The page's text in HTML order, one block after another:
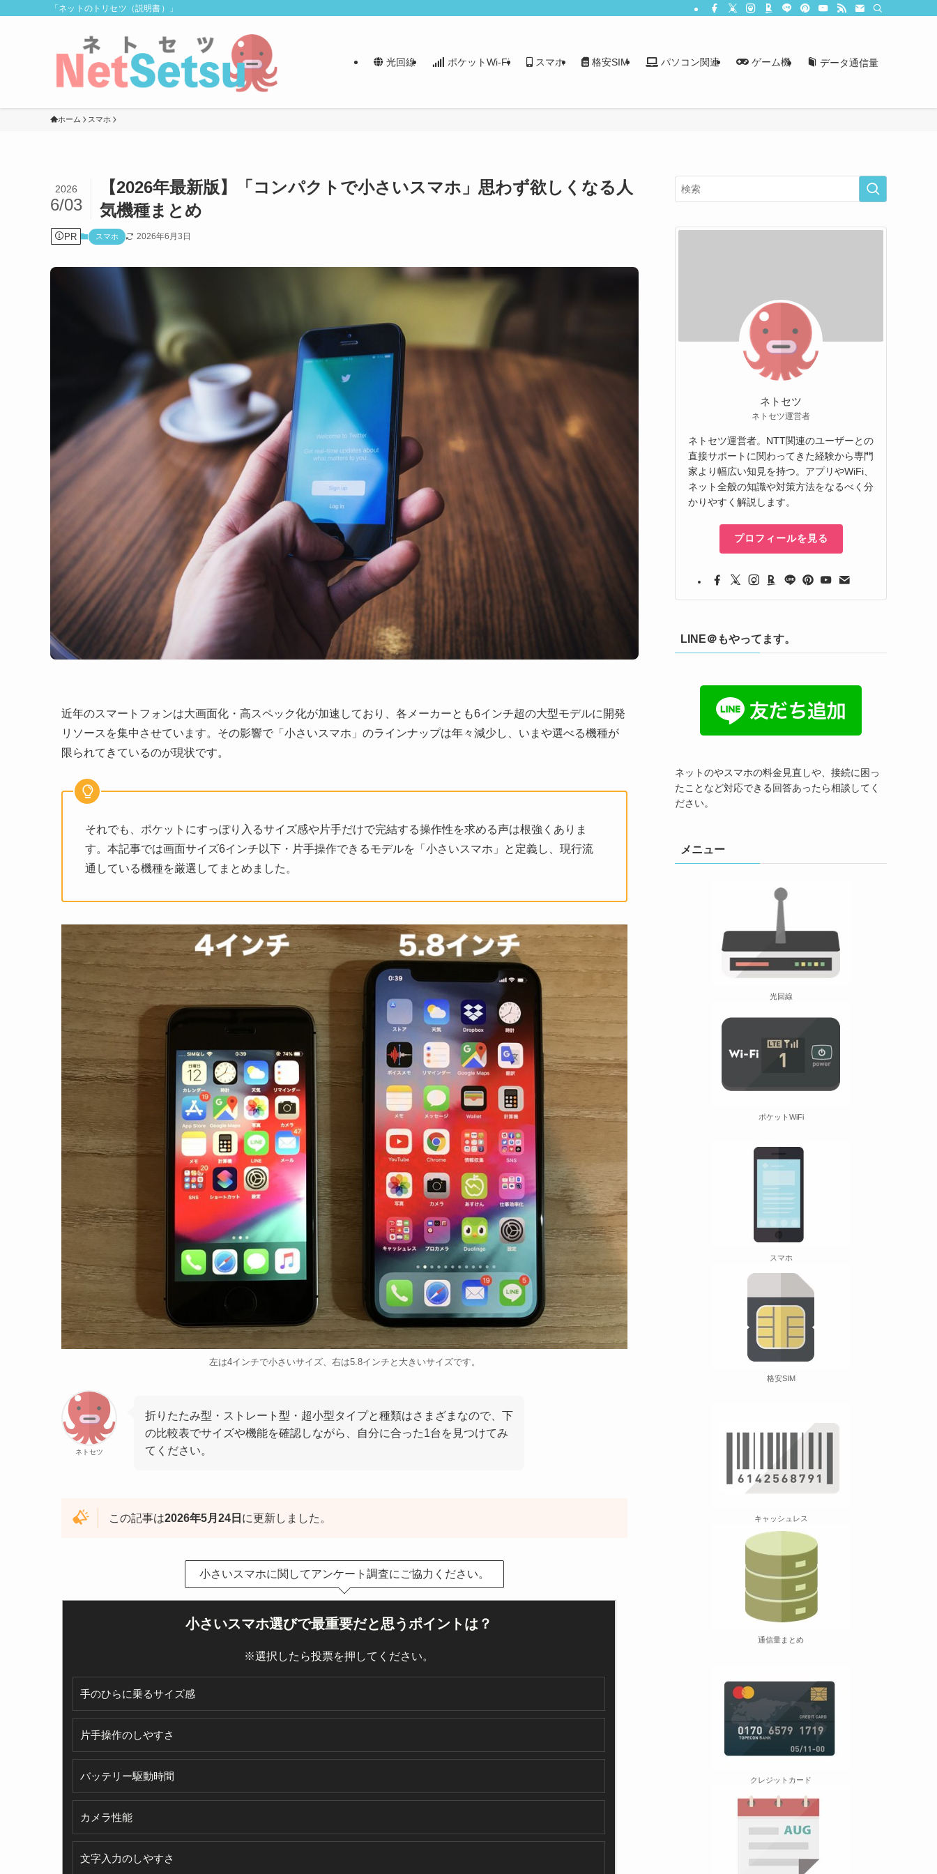
「ネットのトリセツ（説明書）」
光回線 ポケットWi-Fi スマホ 格安SIM パソコン関連 ゲーム機 データ通信量
ホーム スマホ
【2026年最新版】「コンパクトで小さいスマホ」思わず欲しくなる人
気機種まとめ
2026
6/03
PR スマホ 2026年6月3日
近年のスマートフォンは大画面化・高スペック化が加速しており、各メーカーとも6インチ超の大型モデルに開発
リソースを集中させています。その影響で「小さいスマホ」のラインナップは年々減少し、いまや選べる機種が
限られてきているのが現状です。
それでも、ポケットにすっぽり入るサイズ感や片手だけで完結する操作性を求める声は根強くありま
す。本記事では画面サイズ6インチ以下・片手操作できるモデルを「小さいスマホ」と定義し、現行流
通している機種を厳選してまとめました。
左は4インチで小さいサイズ、右は5.8インチと大きいサイズです。
ネトセツ
折りたたみ型・ストレート型・超小型タイプと種類はさまざまなので、下
の比較表でサイズや機能を確認しながら、自分に合った1台を見つけてみ
てください。
この記事は2026年5月24日 に更新しました。
小さいスマホに関してアンケート調査にご協力ください。
小さいスマホ選びで最重要だと思うポイントは？
※選択したら投票を押してください。
手のひらに乗るサイズ感
片手操作のしやすさ
バッテリー駆動時間
カメラ性能
文字入力のしやすさ
ネトセツ
ネトセツ運営者
ネトセツ運営者。NTT関連のユーザーとの
直接サポートに関わってきた経験から専門
家より幅広い知見を持つ。アプリやWiFi、
ネット全般の知識や対策方法をなるべく分
かりやすく解説します。
プロフィールを見る
LINE＠もやってます。
ネットのやスマホの料金見直しや、接続に困っ
たことなど対応できる回答あったら相談してく
ださい。
メニュー
光回線
ポケットWiFi
スマホ
格安SIM
キャッシュレス
通信量まとめ
クレジットカード